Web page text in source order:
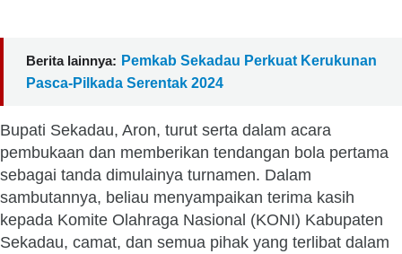
Berita lainnya: Pemkab Sekadau Perkuat Kerukunan
Pasca-Pilkada Serentak 2024
Bupati Sekadau, Aron, turut serta dalam acara
pembukaan dan memberikan tendangan bola pertama
sebagai tanda dimulainya turnamen. Dalam
sambutannya, beliau menyampaikan terima kasih
kepada Komite Olahraga Nasional (KONI) Kabupaten
Sekadau, camat, dan semua pihak yang terlibat dalam